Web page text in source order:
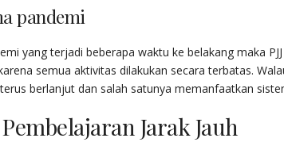
pandemi
yang terjadi beberapa waktu ke belakang maka
semua aktivitas dilakukan secara terbatas.
berlanjut dan salah satunya memanfaatkan
Jarak Jauh